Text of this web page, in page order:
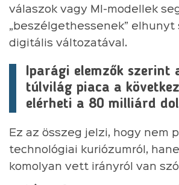
válaszok vagy MI-modellek
„beszélgethessenek”
digitális változatával.
Iparági elemzők szerint
túlvilág piaca a
elérheti a 80 milliárd
Ez az összeg jelzi, hogy nem
technológiai kuriózumról,
komolyan vett irányról van